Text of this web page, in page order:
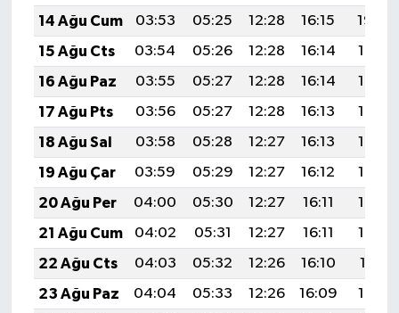
14 Ağu Cum
03:53 05:25 12:28 16:15
19:22
15 Ağu Cts
03:54 05:26 12:28 16:14
19:21
16 Ağu Paz
03:55 05:27 12:28 16:14
19:19
17 Ağu Pts
03:56 05:27 12:28 16:13
19:18
18 Ağu Sal
03:58 05:28 12:27 16:13
19:17
19 Ağu Çar
03:59 05:29 12:27 16:12
19:15
20 Ağu Per
04:00 05:30 12:27 16:11
19:14
21 Ağu Cum
04:02 05:31 12:27 16:11
19:13
22 Ağu Cts
04:03 05:32 12:26 16:10
19:11
23 Ağu Paz
04:04 05:33 12:26 16:09
19:10